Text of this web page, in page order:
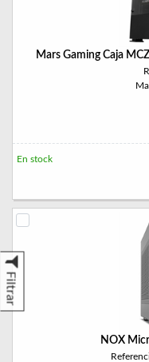
Filtrar
Mars Gaming Caja
En stock
NOX